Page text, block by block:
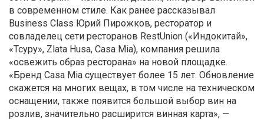
в современном стиле. Как ранее рассказывал
Business Class Юрий Пирожков, ресторатор и
совладелец сети ресторанов RestUnion («Индокитай»,
«Тсуру», Zlata Husa, Casa Mia), компания решила
«освежить образ ресторана» на новой площадке.
«Бренд Casa Mia существует более 15 лет. Обновление
скажется на многих вещах, в том числе на техническом
оснащении, также появится большой выбор вин на
розлив, значительно расширится винная карта», —